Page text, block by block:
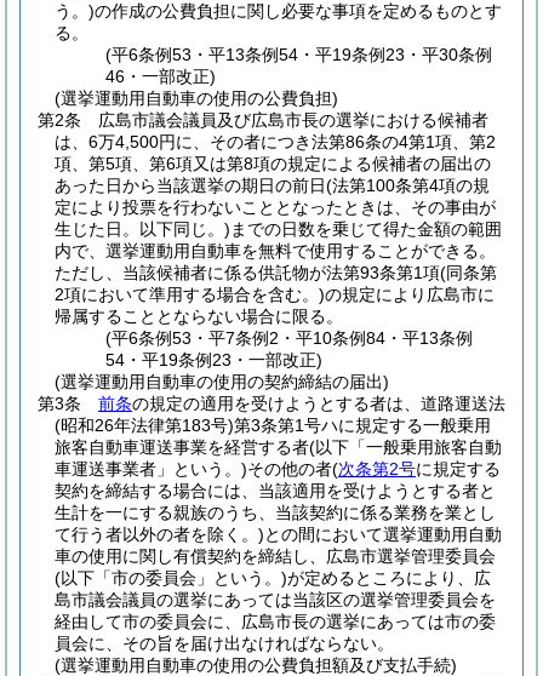
う。)の作成の公費負担に関し必要な事項を定めるものとす
る。
(平6条例53・平13条例54・平19条例23・平30条例
46・一部改正)
(選挙運動用自動車の使用の公費負担)
第2条
広島市議会議員及び広島市長の選挙における候補者
は、6万4,500円に、その者につき法第86条の4第1項、第2
項、第5項、第6項又は第8項の規定による候補者の届出の
あった日から当該選挙の期日の前日(法第100条第4項の規
定により投票を行わないこととなったときは、その事由が
生じた日。以下同じ。) までの日数を乗じて得た金額の範囲
内で、選挙運動用自動車を無料で使用することができる。
ただし、当該候補者に係る供託物が法第93条第1項(同条第
2項において準用する場合を含む。)の規定により広島市に
帰属することとならない場合に限る。
(平6条例53・平7条例2・平10条例84・平13条例
54・平19条例23・一部改正)
(選挙運動用自動車の使用の契約締結の届出)
第3条
前条の規定の適用を受けようとする者は、道路運送法
(昭和26年法律第183号)第3条第1号ハに規定する一般乗用
旅客自動車運送事業を経営する者(以下「一般乗用旅客自動
車運送事業者」という。)その他の者(次条第2号に規定する
契約を締結する場合には、当該適用を受けようとする者と
生計を一にする親族のうち、当該契約に係る業務を業とし
て行う者以外の者を除く。)との間において選挙運動用自動
車の使用に関し有償契約を締結し、広島市選挙管理委員会
(以下「市の委員会」という。)が定めるところにより、広
島市議会議員の選挙にあっては当該区の選挙管理委員会を
経由して市の委員会に、広島市長の選挙にあっては市の委
員会に、その旨を届け出なければならない。
(選挙運動用自動車の使用の公費負担額及び支払手続)